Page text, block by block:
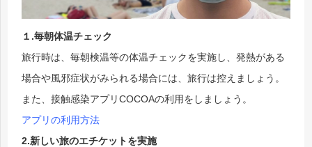
１.毎朝体温チェック
旅行時は、毎朝検温等の体温チェックを実施し、発熱がある
場合や風邪症状がみられる場合には、旅行は控えましょう。
また、接触感染アプリCOCOAの利用をしましょう。
アプリの利用方法
2.新しい旅のエチケットを実施